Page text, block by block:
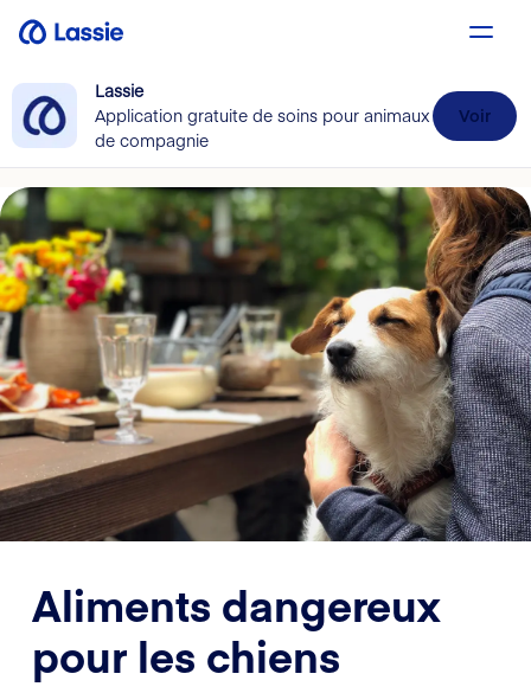
Lassie
Application gratuite de soins pour animaux
de compagnie
Voir
Aliments dangereux
pour les chiens